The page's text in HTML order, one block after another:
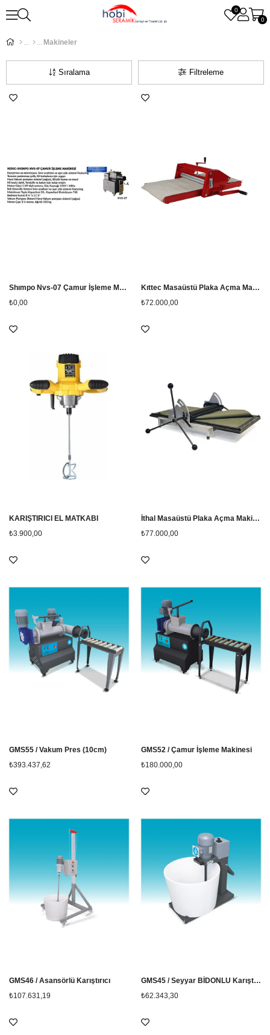
0
0
Makineler
Filtreleme
Sıralama
Shımpo Nvs-07 Çamur İşleme Makinesi
₺0,00
Kıttec Masaüstü Plaka Açma Makinesi
₺72.000,00
KARIŞTIRICI EL MATKABI
₺3.900,00
İthal Masaüstü Plaka Açma Makinesi
₺77.000,00
GMS55 / Vakum Pres (10cm)
₺393.437,62
GMS52 / Çamur İşleme Makinesi
₺180.000,00
GMS46 / Asansörlü Karıştırıcı
₺107.631,19
GMS45 / Seyyar BİDONLU Karıştırıcı
₺62.343,30